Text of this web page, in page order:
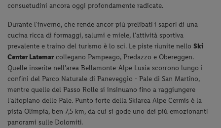
consuetudini ancora oggi profondamente radicate.
Durante l'inverno, che rende ancor più prelibati i sapori di una
cucina ricca di formaggi, salumi e miele, l'attività sportiva
prevalente e traino del turismo è lo sci. Le piste riunite nelloSki
Center Latemar collegano Pampeago, Predazzo e Obereggen.
Quelle inserite nell'area Bellamonte-Alpe Lusia scorrono lungo i
confini del Parco Naturale di Paneveggio - Pale di San Martino,
mentre quelle del Passo Rolle si insinuano fino a raggiungere
l'altopiano delle Pale. Punto forte della Skiarea Alpe Cermis è la
pista Olimpia, ben 7,5 km, da cui si gode uno dei più emozionanti
panorami sulle Dolomiti.